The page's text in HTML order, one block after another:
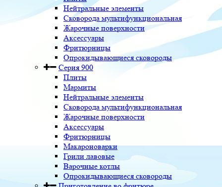
Нейтральные элементы
Сковорода мультифункциональная
Жарочные поверхности
Аксессуары
Фритюрницы
Опрокидывающиеся сковороды
Серия 900
Плиты
Мармиты
Нейтральные элементы
Сковорода мультифункциональная
Жарочные поверхности
Аксессуары
Фритюрницы
Макароноварки
Грили лавовые
Варочные котлы
Опрокидывающиеся сковороды